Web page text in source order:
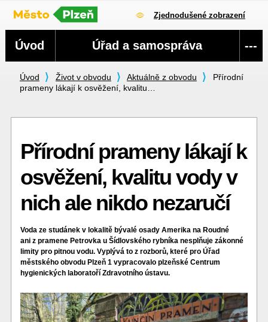
Zjednodušené zobrazení
Úvod Život v obvodu Aktuálně z obvodu
Přírodní
prameny lákají k osvěžení, kvalitu…
Přírodní prameny lákají k
osvěžení, kvalitu vody v
nich ale nikdo nezaručí
Voda ze studánek v lokalitě bývalé osady Amerika na Roudné
ani z pramene Petrovka u Šídlovského rybníka nesplňuje zákonné
limity pro pitnou vodu. Vyplývá to z rozborů, které pro Úřad
městského obvodu Plzeň 1 vypracovalo plzeňské Centrum
hygienických laboratoří Zdravotního ústavu.
Navigace
Úvod Úřad a samospráva ---